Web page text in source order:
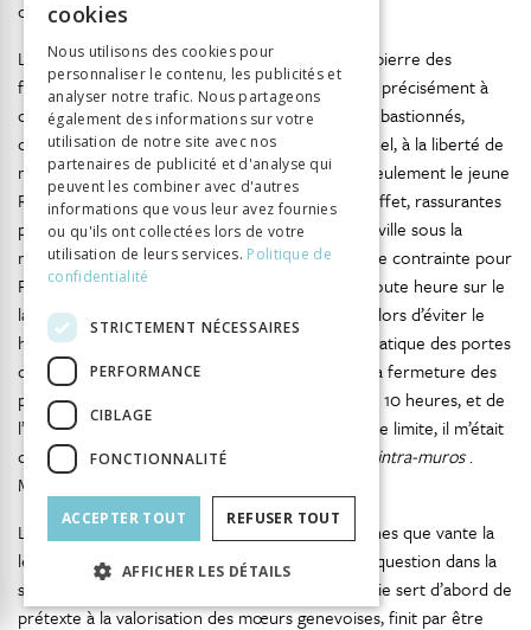
celles-ci 62.
La liberté républicaine est donc inscrite dans la pierre des
fortifications63. Mais elle peut être aussi perçue, précisément à
cause des limitations imposées par les ouvrages bastionnés,
comme un obstacle à l’épanouissement personnel, à la liberté de
mouvement, comme en font l’expérience non seulement le jeune
Rousseau, mais aussi Victor Frankenstein
. En effet, rassurantes
pour sa liberté et sa sécurité lorsqu’il rentre en ville sous la
menace de la créature, les fortifications sont une contrainte pour
Frankenstein lorsqu’il souhaite se promener à toute heure sur le
lac. Le séjour en campagne à Bellerive permet alors d’éviter le
huis clos urbain imposé par la fermeture systématique des portes
de la ville à la tombée de la nuit. «En raison de la fermeture des
portes de Genève, qui avait lieu régulièrement à 10 heures, et de
l’impossibilité de rester sur le lac au-delà de cette limite, il m’était
devenu fort désagréable que nous demeurions intra-muros.
Maintenant j’étais libre» (chap. 9, p. 134).
La vocation égalitaire des institutions républicaines que vante la
lettre d’Elizabeth est aussi largement remise en question dans la
suite du roman. Justine Moritz, dont la biographie sert d’abord de
prétexte à la valorisation des mœurs genevoises, finit par être
ITALIAN
cookies
Nous utilisons des cookies pour
personnaliser le contenu, les publicités et
analyser notre trafic. Nous partageons
également des informations sur votre
utilisation de notre site avec nos
partenaires de publicité et d'analyse qui
peuvent les combiner avec d'autres
informations que vous leur avez fournies
ou qu'ils ont collectées lors de votre
utilisation de leurs services. Politique de
confidentialité
STRICTEMENT NÉCESSAIRES
PERFORMANCE
CIBLAGE
FONCTIONNALITÉ
ACCEPTER TOUT REFUSER TOUT
AFFICHER LES DÉTAILS